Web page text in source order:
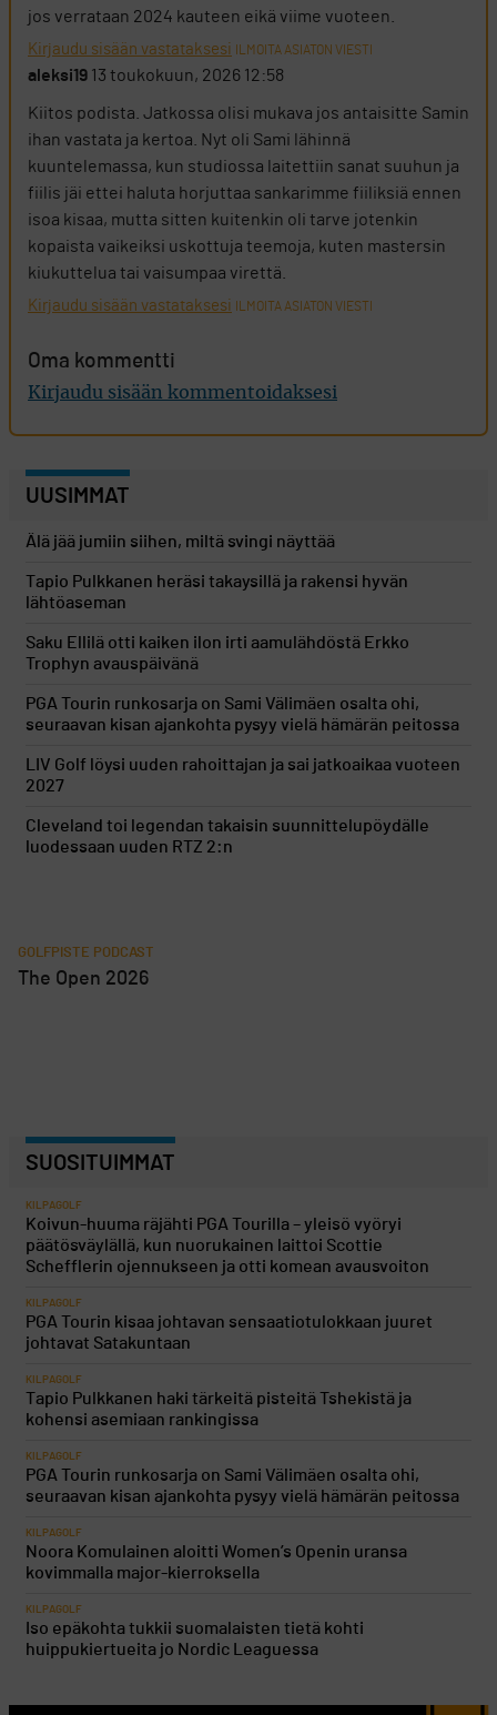
jos verrataan 2024 kauteen eikä viime vuoteen.
Kirjaudu sisään vastataksesi ILMOITA ASIATON VIESTI
aleksi19 13 toukokuun, 2026 12:58
Kiitos podista. Jatkossa olisi mukava jos antaisitte Samin
ihan vastata ja kertoa. Nyt oli Sami lähinnä
kuuntelemassa, kun studiossa laitettiin sanat suuhun ja
fiilis jäi ettei haluta horjuttaa sankarimme fiiliksiä ennen
isoa kisaa, mutta sitten kuitenkin oli tarve jotenkin
kopaista vaikeiksi uskottuja teemoja, kuten mastersin
kiukuttelua tai vaisumpaa virettä.
Kirjaudu sisään vastataksesi ILMOITA ASIATON VIESTI
Oma kommentti
Kirjaudu sisään kommentoidaksesi
UUSIMMAT
Älä jää jumiin siihen, miltä svingi näyttää
Tapio Pulkkanen heräsi takaysillä ja rakensi hyvän
lähtöaseman
Saku Ellilä otti kaiken ilon irti aamulähdöstä Erkko
Trophyn avauspäivänä
PGA Tourin runkosarja on Sami Välimäen osalta ohi,
seuraavan kisan ajankohta pysyy vielä hämärän peitossa
LIV Golf löysi uuden rahoittajan ja sai jatkoaikaa vuoteen
2027
Cleveland toi legendan takaisin suunnittelupöydälle
luodessaan uuden RTZ 2:n
GOLFPISTE PODCAST
The Open 2026
SUOSITUIMMAT
KILPAGOLF
Koivun-huuma räjähti PGA Tourilla – yleisö vyöryi
päätösväylällä, kun nuorukainen laittoi Scottie
Schefflerin ojennukseen ja otti komean avausvoiton
KILPAGOLF
PGA Tourin kisaa johtavan sensaatiotulokkaan juuret
johtavat Satakuntaan
KILPAGOLF
Tapio Pulkkanen haki tärkeitä pisteitä Tshekistä ja
kohensi asemiaan rankingissa
KILPAGOLF
PGA Tourin runkosarja on Sami Välimäen osalta ohi,
seuraavan kisan ajankohta pysyy vielä hämärän peitossa
KILPAGOLF
Noora Komulainen aloitti Women’s Openin uransa
kovimmalla major-kierroksella
KILPAGOLF
Iso epäkohta tukkii suomalaisten tietä kohti
huippukiertueita jo Nordic Leaguessa